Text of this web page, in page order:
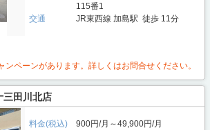
115番1
交通
JR東西線 加島駅 徒歩 11分
ンペーンがあります。詳しくはお問合せください。
田川北店
料金(税込)
900円/月～49,900円/月